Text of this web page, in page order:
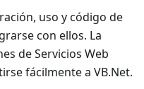
uso y código de
con ellos. La
de Servicios Web
fácilmente a VB.Net.